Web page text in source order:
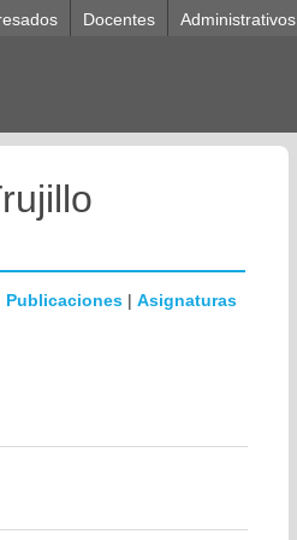
Docentes Administrativos
Publicaciones | Asignaturas